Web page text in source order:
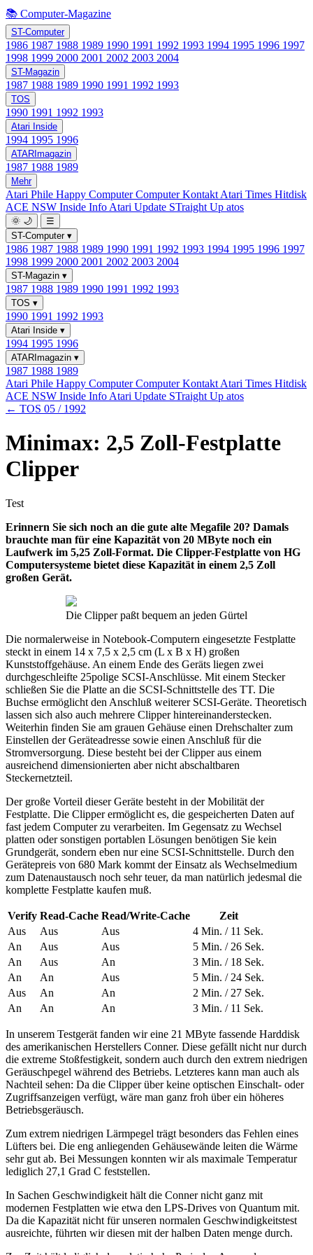
📚 Computer-Magazine
ST-Computer
1986 1987 1988 1989 1990 1991 1992 1993 1994 1995 1996 1997
1998 1999 2000 2001 2002 2003 2004
ST-Magazin
1987 1988 1989 1990 1991 1992 1993
TOS
1990 1991 1992 1993
Atari Inside
1994 1995 1996
ATARImagazin
1987 1988 1989
Mehr
Atari Phile Happy ComputerComputer Kontakt Atari Times Hitdisk
ACE NSW Inside Info Atari Update STraight Up atos
🌞 🌙
☰
ST-Computer ▾
1986 1987 1988 1989 1990 1991 1992 1993 1994 1995 1996 1997
1998 1999 2000 2001 2002 2003 2004
ST-Magazin ▾
1987 1988 1989 1990 1991 1992 1993
TOS ▾
1990 1991 1992 1993
Atari Inside ▾
1994 1995 1996
ATARImagazin ▾
1987 1988 1989
Atari Phile Happy ComputerComputer Kontakt Atari Times Hitdisk
ACE NSW Inside Info Atari Update STraight Up atos
← TOS 05 / 1992
Minimax: 2,5 Zoll-Festplatte
Clipper
Test
Erinnern Sie sich noch an die gute alte Megafile 20? Damals
brauchte man für eine Kapazität von 20 MByte noch ein
Laufwerk im 5,25 Zoll-Format. Die Clipper-Festplatte von HG
Computersysteme bietet diese Kapazität in einem 2,5 Zoll
großen Gerät.
Die Clipper paßt bequem an jeden Gürtel
Die normalerweise in Notebook-Computern eingesetzte Festplatte
steckt in einem 14 x 7,5 x 2,5 cm (L x B x H) großen
Kunststoffgehäuse. An einem Ende des Geräts liegen zwei
durchgeschleifte 25polige SCSI-Anschlüsse. Mit einem Stecker
schließen Sie die Platte an die SCSI-Schnittstelle des TT. Die
Buchse ermöglicht den Anschluß weiterer SCSI-Geräte. Theoretisch
lassen sich also auch mehrere Clipper hintereinanderstecken.
Weiterhin finden Sie am grauen Gehäuse einen Drehschalter zum
Einstellen der Geräteadresse sowie einen Anschluß für die
Stromversorgung. Diese besteht bei der Clipper aus einem
ausreichend dimensionierten aber nicht abschaltbaren
Steckernetzteil.
Der große Vorteil dieser Geräte besteht in der Mobilität der
Festplatte. Die Clipper ermöglicht es, die gespeicherten Daten auf
fast jedem Computer zu verarbeiten. Im Gegensatz zu Wechsel
platten oder sonstigen portablen Lösungen benötigen Sie kein
Grundgerät, sondern eben nur eine SCSI-Schnittstelle. Durch den
Gerätepreis von 680 Mark kommt der Einsatz als Wechselmedium
zum Datenaustausch noch sehr teuer, da man natürlich jedesmal die
komplette Festplatte kaufen muß.
Verify Read-Cache Read/Write-Cache
Zeit
Aus
Aus Aus
4 Min. / 11 Sek.
An
Aus Aus
5 Min. / 26 Sek.
An
Aus An
3 Min. / 18 Sek.
An
An Aus
5 Min. / 24 Sek.
Aus
An An
2 Min. / 27 Sek.
An
An An 3 Min. / 11 Sek.
In unserem Testgerät fanden wir eine 21 MByte fassende Harddisk
des amerikanischen Herstellers Conner. Diese gefällt nicht nur durch
die extreme Stoßfestigkeit, sondern auch durch den extrem niedrigen
Geräuschpegel während des Betriebs. Letzteres kann man auch als
Nachteil sehen: Da die Clipper über keine optischen Einschalt- oder
Zugriffsanzeigen verfügt, wäre man ganz froh über ein höheres
Betriebsgeräusch.
Zum extrem niedrigen Lärmpegel trägt besonders das Fehlen eines
Lüfters bei. Die eng anliegenden Gehäusewände leiten die Wärme
sehr gut ab. Bei Messungen konnten wir als maximale Temperatur
lediglich 27,1 Grad C feststellen.
In Sachen Geschwindigkeit hält die Conner nicht ganz mit
modernen Festplatten wie etwa den LPS-Drives von Quantum mit.
Da die Kapazität nicht für unseren normalen Geschwindigkeitstest
ausreichte, führten wir diesen mit der halben Daten menge durch.